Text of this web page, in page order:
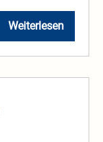
Weiterlesen
1975
Abschnitt
6